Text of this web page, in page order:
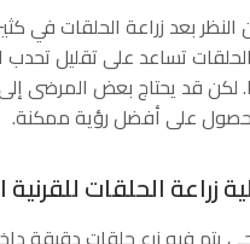
بعد زراعة الحلقات في
الحلقات تساعد على تقليل تحدب
لكن قد يحتاج بعض المرضى
على أفضل رؤية ممكنة.
زراعة الحلقات